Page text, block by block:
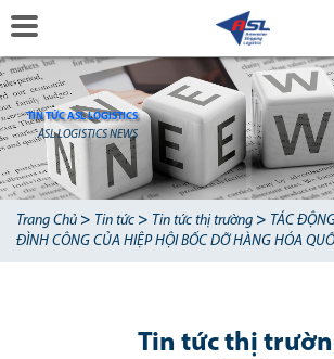
TIN TỨC ASL LOGISTICS
ASL LOGISTICS NEWS
Trang Chủ > Tin tức > Tin tức thị trường > TÁC
ĐÌNH CÔNG CỦA HIỆP HỘI BỐC DỠ HÀNG HÓA
Tin tức thị